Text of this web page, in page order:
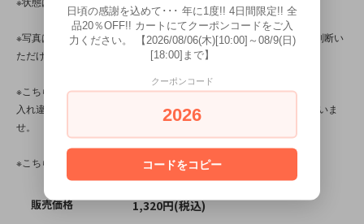
※写真は、光の当たり方によって見え方が変わるため、トータル的に判断い
ただけると幸いです。
※こちらの商品は店頭でも販売しています。
入れ違いで完売してしまう場合がございます。その際はご容赦くださいま
せ。
※こちらの商品は、中古・ヴィンテージ品です。
販売価格 1,320円(税込)
日頃の感謝を込めて･･･ 年に1度!! 4日間限定!! 全
品20％OFF!! カートにてクーポンコードをご入
力ください。 【2026/08/06(木)[10:00]～08/9(日)
[18:00]まで】
クーポンコード
2026
コードをコピー